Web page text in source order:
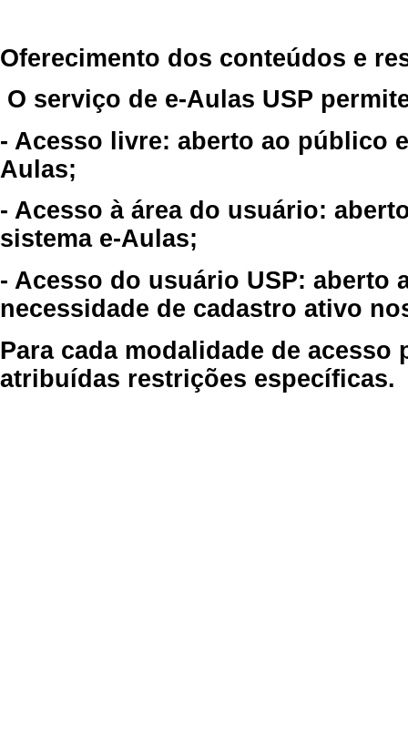
Oferecimento dos conteúdos e
O serviço de e-Aulas USP
- Acesso livre: aberto ao público
Aulas;
- Acesso à área do usuário:
sistema e-Aulas;
- Acesso do usuário USP: aberto
necessidade de cadastro ativo
Para cada modalidade de
atribuídas restrições específicas.